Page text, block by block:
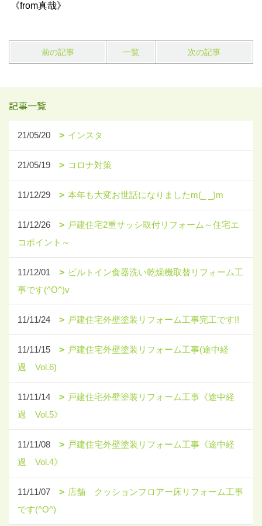
《from真哉》
前の記事 一覧 次の記事
記事一覧
21/05/20 インスタ
21/05/19 コロナ対策
11/12/29 本年も大変お世話になりましたm(_ _)m
11/12/26
戸建住宅2重サッシ取付リフォーム～住宅エ
コポイント～
11/12/01
ビルトイン食器洗い乾燥機取替リフォーム工
事です(^O^)v
11/11/24 戸建住宅外壁塗装リフォーム工事完工です!!
11/11/15
戸建住宅外壁塗装リフォーム工事(途中経
過 Vol.6)
11/11/14
戸建住宅外壁塗装リフォーム工事《途中経
過 Vol.5》
11/11/08
戸建住宅外壁塗装リフォーム工事《途中経
過 Vol.4》
11/11/07
店舗 クッションフロアー床リフォーム工事
です(^O^)